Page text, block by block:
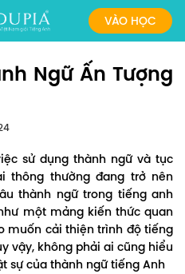
VÀO HỌC
Ngữ Ấn Tượng
sử dụng thành ngữ và tục
thông thường đang trở nên
thành ngữ trong tiếng anh
một mảng kiến thức quan
muốn cải thiện trình độ tiếng
vậy, không phải ai cũng hiểu
sự của thành ngữ tiếng Anh